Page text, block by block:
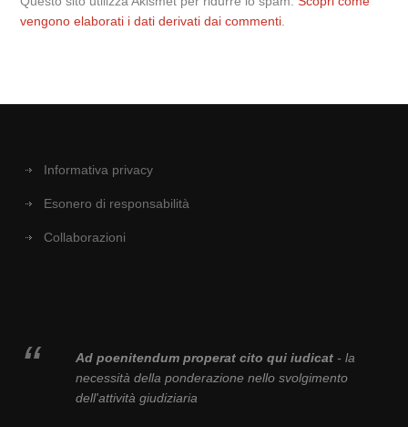
vengono elaborati i dati derivati dai commenti
Informativa privacy
Esonero di responsabilità
Collaborazioni
Ad poenitendum properat cito qui iudicat- la
necessità della ponderazione nello svolgimento
dell'attività giudiziaria